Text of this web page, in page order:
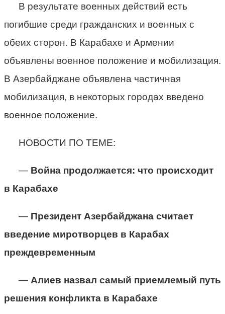
В результате военных действий есть
погибшие среди гражданских и военных с
обеих сторон. В Карабахе и Армении
объявлены военное положение и мобилизация.
В Азербайджане объявлена частичная
мобилизация, в некоторых городах введено
военное положение.
НОВОСТИ ПО ТЕМЕ:
— Война продолжается: что происходит
в Карабахе
— Президент Азербайджана считает
введение миротворцев в Карабах
преждевременным
— Алиев назвал самый приемлемый путь
решения конфликта в Карабахе